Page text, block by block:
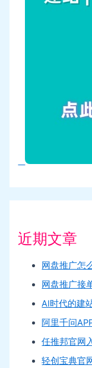
近期文章
网盘推广怎
网盘推广接
AI时代的建
阿里千问
任推邦官网
轻创宝典官